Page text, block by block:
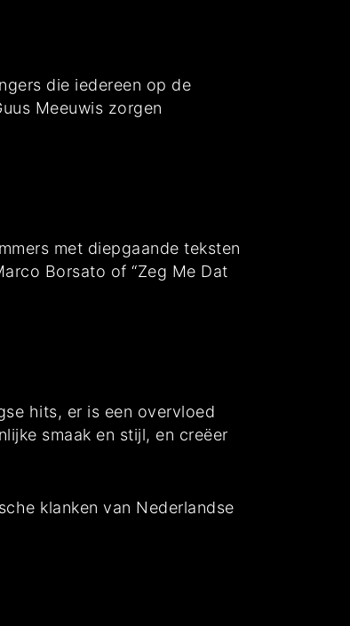
die iedereen op de
Meeuwis zorgen
met diepgaande teksten
Borsato of “Zeg Me Dat
hits, er is een overvloed
smaak en stijl, en creëer
klanken van Nederlandse